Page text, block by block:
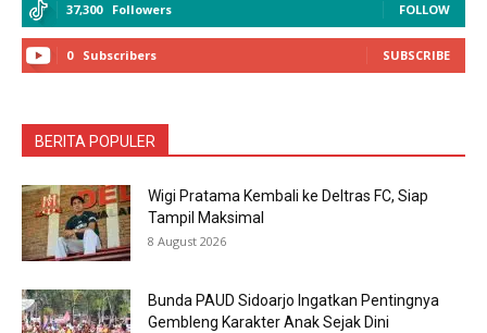
37,300 Followers FOLLOW
0 Subscribers SUBSCRIBE
BERITA POPULER
Wigi Pratama Kembali ke Deltras FC, Siap
Tampil Maksimal
8 August 2026
Bunda PAUD Sidoarjo Ingatkan Pentingnya
Gembleng Karakter Anak Sejak Dini